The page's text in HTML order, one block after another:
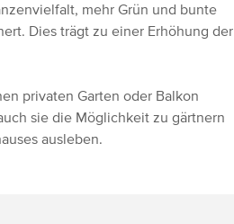
mehr Grün und bunte
Dies trägt zu einer Erhöhung der
privaten Garten oder Balkon
sie die Möglichkeit zu gärtnern
ausleben.